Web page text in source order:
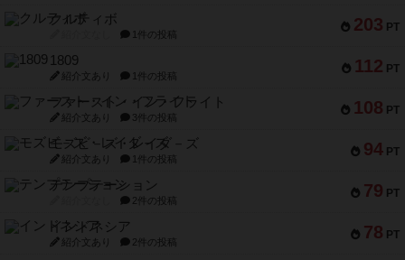
203 PT
クルティボ
1件の投稿
112 PT
1809
紹介文あり 1件の投稿
108 PT
ファースト・イン・フライト
紹介文あり 3件の投稿
94 PT
モズビ－ズ・レイダ－ズ
紹介文あり 1件の投稿
79 PT
テンプテーション
2件の投稿
78 PT
インドネシア
紹介文あり 2件の投稿